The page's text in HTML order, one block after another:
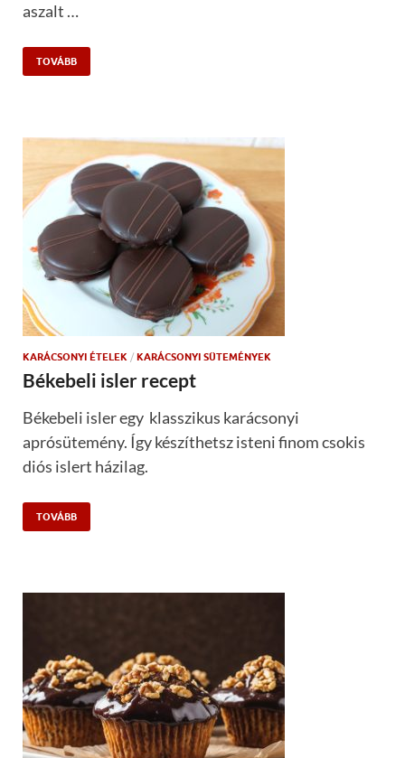
aszalt …
TOVÁBB
KARÁCSONYI ÉTELEK / KARÁCSONYI SÜTEMÉNYEK
Békebeli isler recept
Békebeli isler egy klasszikus karácsonyi
aprósütemény. Így készíthetsz isteni finom csokis
diós islert házilag.
TOVÁBB